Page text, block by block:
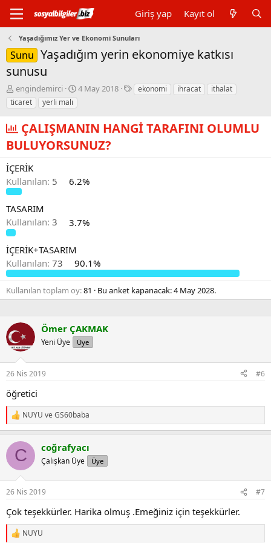
Giriş yap Kayıt ol
Yaşadığımız Yer ve Ekonomi Sunuları
Sunu Yaşadığım yerin ekonomiye katkısı
sunusu
K
o
n
u
y
u
b
a
ş
l
a
t
a
engindemirci
B
a
n
g
t
i
h
4 May 2018
E
e
ekonomi ihracat
ithalat
ticaret
yerli malı
ÇALIŞMANIN HANGİ TARAFINI OLUMLU
BULUYORSUNUZ?
İÇERİK
Kullanılan: 5 6.2%
TASARIM
Kullanılan: 3 3.7%
İÇERİK+TASARIM
Kullanılan: 73 90.1%
Kullanılan toplam oy 81 Bu anket kapanacak:4 May 2028.
Ömer ÇAKMAK
Yeni Üye Üye
26 Nis 2019 #6
öğretici
R
e
c
i
n
s
NUYU veGS60baba
C coğrafyacı
Çalışkan Üye Üye
26 Nis 2019 #7
Çok teşekkürler. Harika olmuş .Emeğiniz için teşekkürler.
R
NUYU